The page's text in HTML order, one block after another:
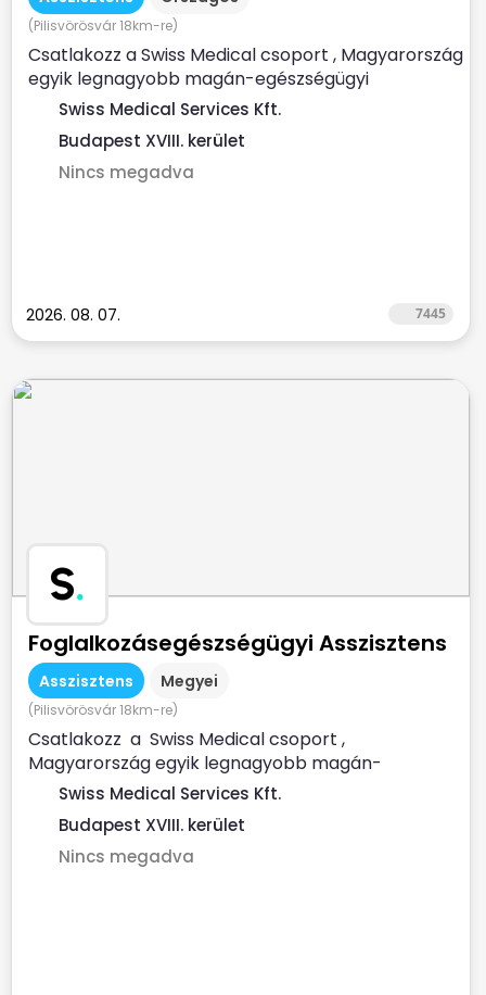
(Pilisvörösvár 18km-re)
Csatlakozz a Swiss Medical csoport , Magyarország
egyik legnagyobb magán-egészségügyi
szolgáltatójához ...
Swiss Medical Services Kft.
Budapest XVIII. kerület
Nincs megadva
2026. 08. 07. 7445
S.
Foglalkozásegészségügyi Asszisztens
Asszisztens Megyei
(Pilisvörösvár 18km-re)
Csatlakozz a Swiss Medical csoport ,
Magyarország egyik legnagyobb magán-
egészségügyi szolgáltatójához ...
Swiss Medical Services Kft.
Budapest XVIII. kerület
Nincs megadva